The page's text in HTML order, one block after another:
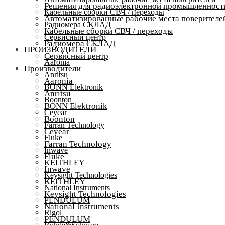
Кабельные сборки СВЧ / переходы
Радиомера СКЛАД
Сервисный центр
ПРОИЗВОДИТЕЛИ
Aaronia
Anritsu
BONN Elektronik
Boonton
Ceyear
Farran Technology
Fluke
Inwave
KEITHLEY
Keysight Technologies
National Instruments
PENDULUM
Rigol
Решения для радиоэлектронной
Автоматизированные рабочие места
Кабельные сборки СВЧ / переходы
Радиомера СКЛАД
Сервисный центр
Производители
Aaronia
Anritsu
BONN Elektronik
Boonton
Ceyear
Farran Technology
Fluke
Inwave
KEITHLEY
Keysight Technologies
National Instruments
PENDULUM